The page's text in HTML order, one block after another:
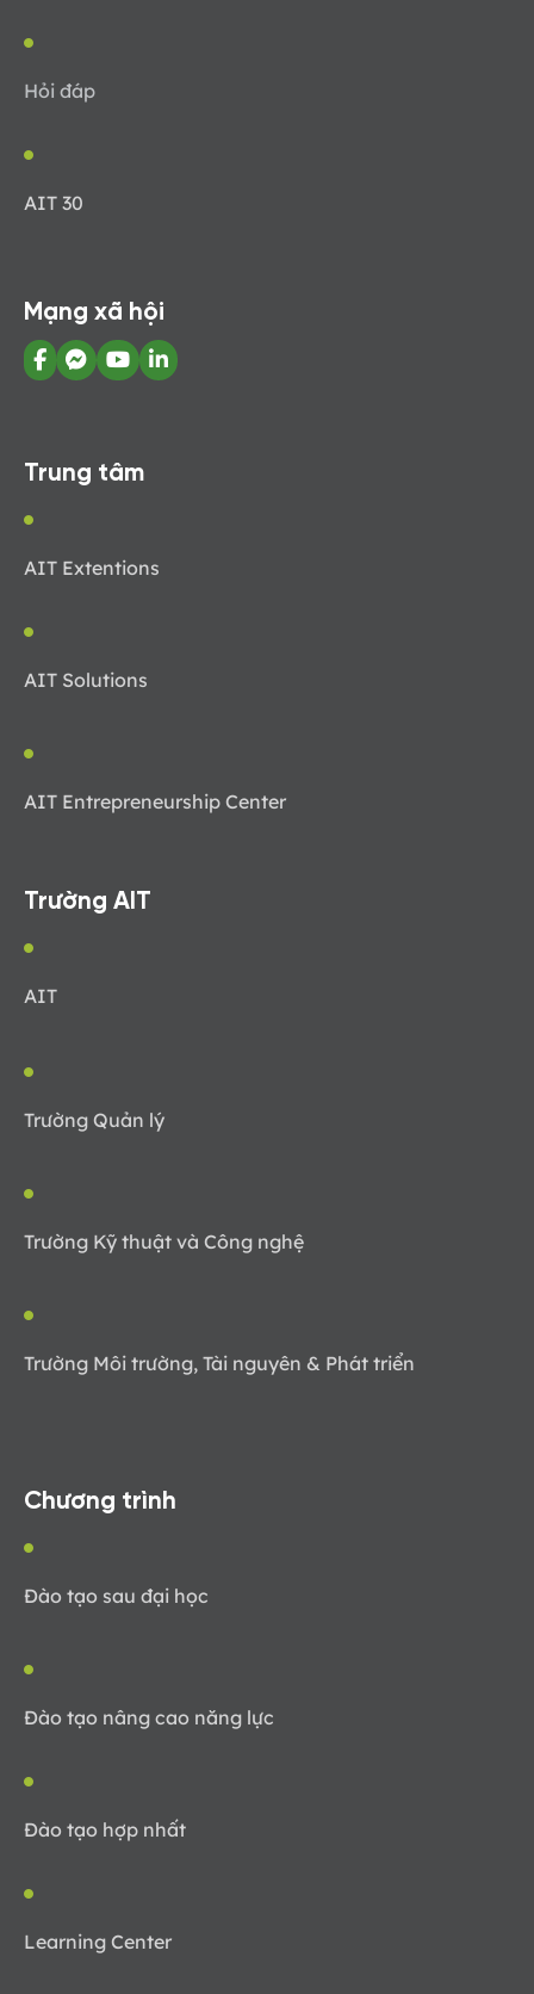
Hỏi đáp
AIT 30
Mạng xã hội
Trung tâm
AIT Extentions
AIT Solutions
AIT Entrepreneurship Center
Trường AIT
AIT
Trường Quản lý
Trường Kỹ thuật và Công nghệ
Trường Môi trường, Tài nguyên & Phát triển
Chương trình
Đào tạo sau đại học
Đào tạo nâng cao năng lực
Đào tạo hợp nhất
Learning Center